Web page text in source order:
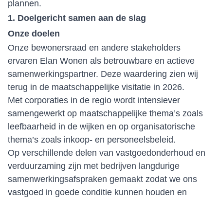
plannen.
1. Doelgericht samen aan de slag
Onze doelen
Onze bewonersraad en andere stakeholders
ervaren Elan Wonen als betrouwbare en actieve
samenwerkingspartner. Deze waardering zien wij
terug in de maatschappelijke visitatie in 2026.
Met corporaties in de regio wordt intensiever
samengewerkt op maatschappelijke thema’s zoals
leefbaarheid in de wijken en op organisatorische
thema’s zoals inkoop- en personeelsbeleid.
Op verschillende delen van vastgoedonderhoud en
verduurzaming zijn met bedrijven langdurige
samenwerkingsafspraken gemaakt zodat we ons
vastgoed in goede conditie kunnen houden en